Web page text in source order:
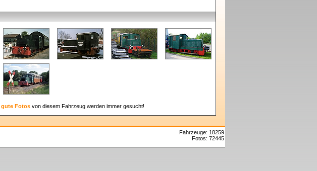
gute Fotosvon diesem Fahrzeug werden immer gesucht!
Fahrzeuge: 18259
Fotos: 72445